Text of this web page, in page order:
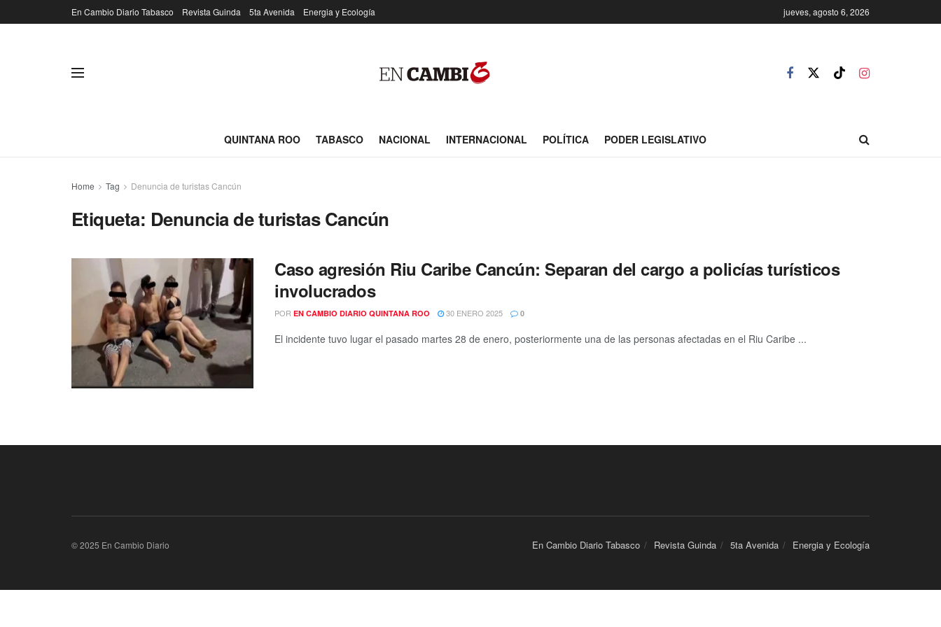
En Cambio Diario Tabasco Revista Guinda 5ta Avenida Energia y Ecología jueves, agosto 6, 2026
QUINTANA ROO TABASCO NACIONAL INTERNACIONAL POLÍTICA PODER LEGISLATIVO
Home Tag Denuncia de turistas Cancún
Etiqueta: Denuncia de turistas Cancún
Caso agresión Riu Caribe Cancún: Separan del cargo a policías turísticos
involucrados
POR EN CAMBIO DIARIO QUINTANA ROO 30 ENERO 2025 0
El incidente tuvo lugar el pasado martes 28 de enero, posteriormente una de las personas afectadas en el Riu Caribe ...
En Cambio Diario Tabasco Revista Guinda 5ta Avenida Energia y Ecología
© 2025 En Cambio Diario